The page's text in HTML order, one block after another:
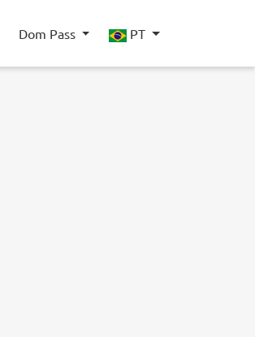
Dom Pass PT